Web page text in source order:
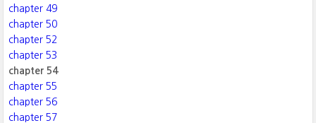
chapter 49
chapter 50
chapter 52
chapter 53
chapter 54
chapter 55
chapter 56
chapter 57